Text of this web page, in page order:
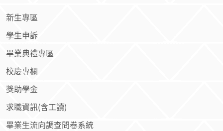
新生專區
學生申訴
畢業典禮專區
校慶專欄
獎助學金
求職資訊(含工讀)
畢業生流向調查問卷系統